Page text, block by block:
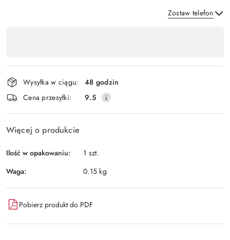
Zostaw telefon
płatność
i
dostawa
Wysyłka w ciągu:
48 godzin
Cena przesyłki:
9.5
Więcej o produkcie
Ilość w opakowaniu:
1 szt.
Waga:
0.15 kg
Pobierz produkt do PDF